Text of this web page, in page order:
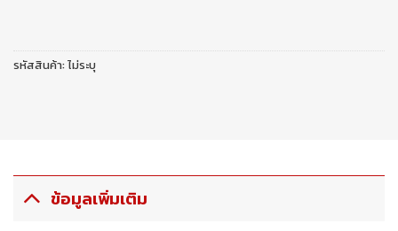
รหัสสินค้า:ไม่ระบุ
ข้อมูลเพิ่มเติม